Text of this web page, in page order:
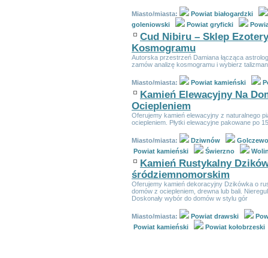
Miasto/miasta:
Powiat białogardzki
goleniowski
Powiat gryficki
Cud Nibiru – Sklep
Kosmogramu
Autorska przestrzeń Damiana łącząca
zamów analizę kosmogramu i wybierz
Miasto/miasta: Powiat kamieński
Kamień Elewacyjny Na
Ociepleniem
Oferujemy kamień elewacyjny z naturalnego
ociepleniem. Płytki elewacyjne pakowane po
Miasto/miasta: Dziwnów
Golczewo
Powiat kamieński
Świerzno
Kamień Rustykalny
śródziemnomorskim
Oferujemy kamień dekoracyjny Dzikówka o
domów z ociepleniem, drewna lub bali.
Doskonały wybór do domów w stylu gór
Miasto/miasta: Powiat drawski
Powiat kamieński
Powiat kołobrzeski